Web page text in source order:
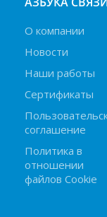
О компании
Новости
Наши работы
Сертификаты
соглашение
Политика в
отношении
файлов Cookie